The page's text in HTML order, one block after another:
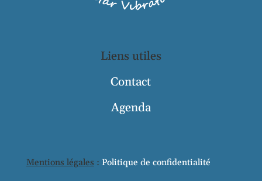
Liens utiles
Contact
Agenda
Mentions légales : Politique de confidentialité